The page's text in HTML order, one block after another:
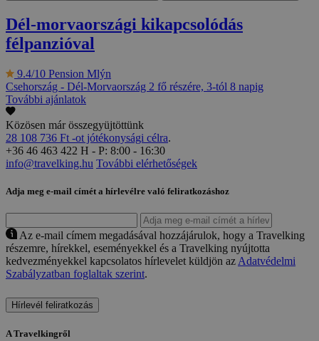
Dél-morvaországi kikapcsolódás
félpanzióval
9.4/10 Pension Mlýn
Csehország - Dél-Morvaország 2 fő részére, 3-tól 8 napig
További ajánlatok
Közösen már összegyüjtöttünk
28 108 736 Ft -ot jótékonysági célra.
+36 46 463 422 H - P: 8:00 - 16:30
info@travelking.hu További elérhetőségek
Adja meg e-mail címét a hírlevélre való feliratkozáshoz
Az e-mail címem megadásával hozzájárulok, hogy a Travelking
részemre, hírekkel, eseményekkel és a Travelking nyújtotta
kedvezményekkel kapcsolatos hírlevelet küldjön az Adatvédelmi
Szabályzatban foglaltak szerint.
Hírlevél feliratkozás
A Travelkingről